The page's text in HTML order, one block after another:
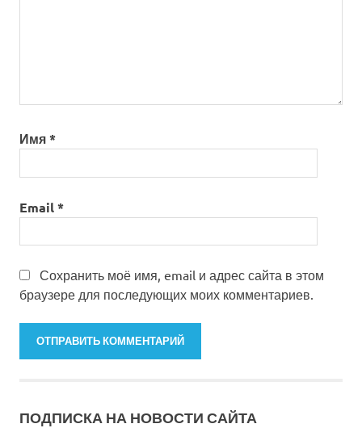
Имя*
Email*
Сохранить моё имя, email и адрес сайта в этом
браузере для последующих моих комментариев.
ПОДПИСКА НА НОВОСТИ САЙТА